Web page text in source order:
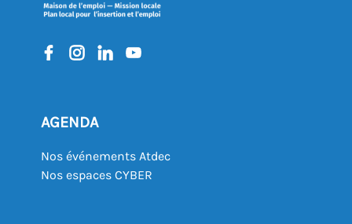
AGENDA
Nos événements Atdec
Nos espaces CYBER